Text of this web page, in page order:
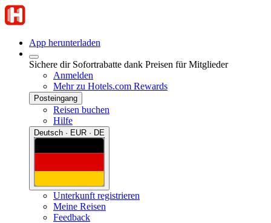
App herunterladen
Sichere dir Sofortrabatte dank Preisen für Mitglieder
Anmelden
Mehr zu Hotels.com Rewards
Posteingang
Reisen buchen
Hilfe
Deutsch · EUR · DE
Unterkunft registrieren
Meine Reisen
Feedback